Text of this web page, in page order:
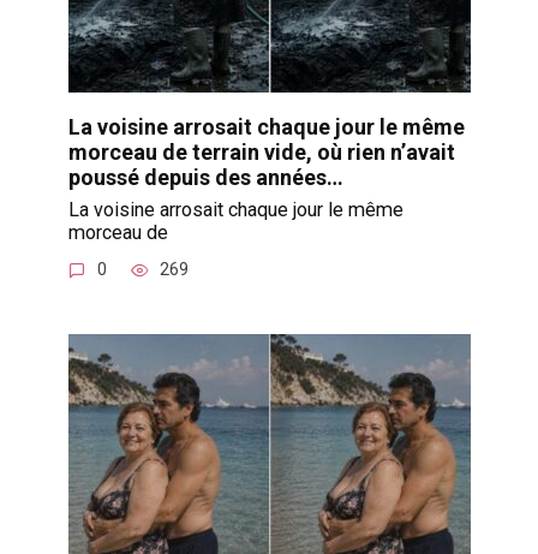
La voisine arrosait chaque jour le même
morceau de terrain vide, où rien n’avait
poussé depuis des années…
La voisine arrosait chaque jour le même
morceau de
0 269